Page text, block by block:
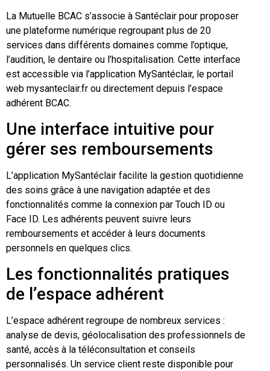
La Mutuelle BCAC s’associe à Santéclair pour proposer
une plateforme numérique regroupant plus de 20
services dans différents domaines comme l’optique,
l’audition, le dentaire ou l’hospitalisation. Cette interface
est accessible via l’application MySantéclair, le portail
web mysanteclair.fr ou directement depuis l’espace
adhérent BCAC.
Une interface intuitive pour
gérer ses remboursements
L’application MySantéclair facilite la gestion quotidienne
des soins grâce à une navigation adaptée et des
fonctionnalités comme la connexion par Touch ID ou
Face ID. Les adhérents peuvent suivre leurs
remboursements et accéder à leurs documents
personnels en quelques clics.
Les fonctionnalités pratiques
de l’espace adhérent
L’espace adhérent regroupe de nombreux services :
analyse de devis, géolocalisation des professionnels de
santé, accès à la téléconsultation et conseils
personnalisés. Un service client reste disponible pour